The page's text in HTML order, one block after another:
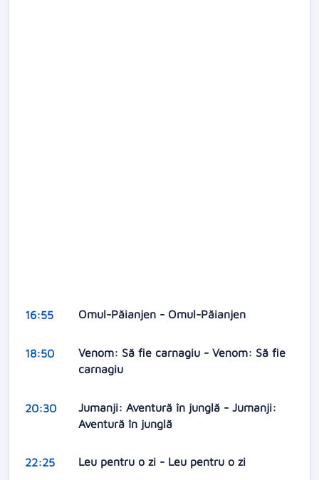
16:55 Omul-Păianjen - Omul-Păianjen
18:50
Venom: Să fie carnagiu - Venom: Să fie
carnagiu
20:30
Jumanji: Aventură în junglă - Jumanji:
Aventură în junglă
22:25 Leu pentru o zi - Leu pentru o zi